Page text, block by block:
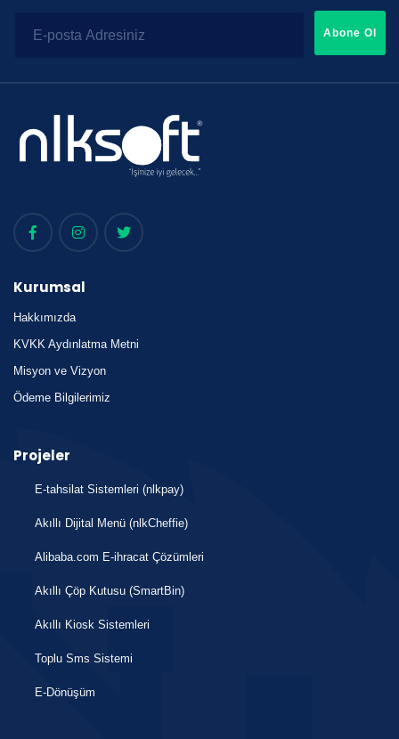
Abone Ol
Kurumsal
Hakkımızda
KVKK Aydınlatma Metni
Misyon ve Vizyon
Ödeme Bilgilerimiz
Projeler
E-tahsilat Sistemleri (nlkpay)
Akıllı Dijital Menü (nlkCheffie)
Alibaba.com E-ihracat Çözümleri
Akıllı Çöp Kutusu (SmartBin)
Akıllı Kiosk Sistemleri
Toplu Sms Sistemi
E-Dönüşüm